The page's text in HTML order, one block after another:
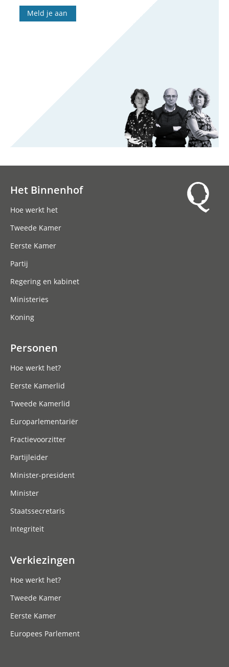
Meld je aan
Het Binnenhof
Hoe werkt het
Tweede Kamer
Eerste Kamer
Partij
Regering en kabinet
Ministeries
Koning
Personen
Hoe werkt het?
Eerste Kamerlid
Tweede Kamerlid
Europarlementariër
Fractievoorzitter
Partijleider
Minister-president
Minister
Staatssecretaris
Integriteit
Verkiezingen
Hoe werkt het?
Tweede Kamer
Eerste Kamer
Europees Parlement